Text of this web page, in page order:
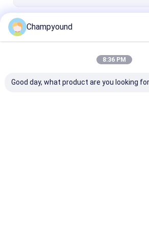
Champyound
8:36 PM
Good day, what product are you looking